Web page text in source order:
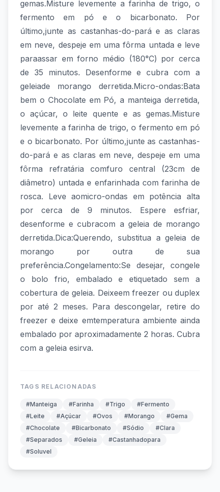
gemas.Misture levemente a farinha de trigo, o
fermento em pó e o bicarbonato. Por
último,junte as castanhas-do-pará e as claras
em neve, despeje em uma fôrma untada e leve
paraassar em forno médio (180°C) por cerca
de 35 minutos. Desenforme e cubra com a
geleiade morango derretida.Micro-ondas:Bata
bem o Chocolate em Pó, a manteiga derretida,
o açúcar, o leite quente e as gemas.Misture
levemente a farinha de trigo, o fermento em pó
e o bicarbonato. Por último,junte as castanhas-
do-pará e as claras em neve, despeje em uma
fôrma refratária comfuro central (23cm de
diâmetro) untada e enfarinhada com farinha de
rosca. Leve aomicro-ondas em potência alta
por cerca de 9 minutos. Espere esfriar,
desenforme e cubracom a geleia de morango
derretida.Dica:Querendo, substitua a geleia de
morango por outra de sua
preferência.Congelamento:Se desejar, congele
o bolo frio, embalado e etiquetado sem a
cobertura de geleia. Deixeem freezer ou duplex
por até 2 meses. Para descongelar, retire do
freezer e deixe emtemperatura ambiente ainda
embalado por aproximadamente 2 horas. Cubra
com a geleia esirva.
TAGS RELACIONADAS
#Manteiga #Farinha #Trigo
#Fermento
#Leite
#Açúcar #Ovos #Morango
#Gema
#Chocolate
#Bicarbonato #Sódio
#Clara
#Separados
#Geleia
#Castanhadopara
#Soluvel